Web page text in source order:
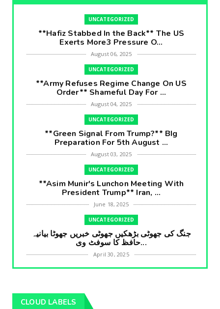
UNCATEGORIZED
**Hafiz Stabbed In the Back** The US
Exerts More3 Pressure O...
August 06, 2025
UNCATEGORIZED
**Army Refuses Regime Change On US
Order** Shameful Day For ...
August 04, 2025
UNCATEGORIZED
**Green Signal From Trump?** BIg
Preparation For 5th August ...
August 03, 2025
UNCATEGORIZED
**Asim Munir's Lunchon Meeting With
President Trump** Iran, ...
June 18, 2025
UNCATEGORIZED
جنگ کی جھوٹی بڑھکیں جھوٹی خبریں جھوٹا بیانیہ
حافظ کا سوفٹ وی...
April 30, 2025
UNCATEGORIZED
Munir** Brain Gain For...
CLOUD LABELS